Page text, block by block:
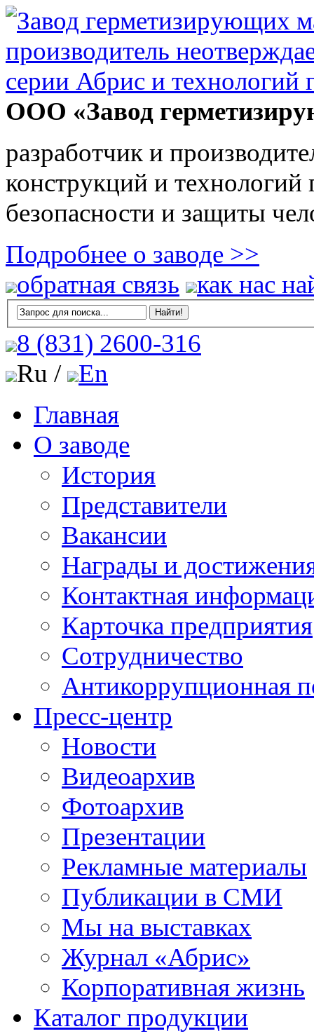
ООО «Завод
разработчик и
конструкций и
безопасности и защиты
Подробнее о заводе >>
обратная связь
как нас
8 (831) 2600-316
Ru /
En
Главная
О заводе
История
Представители
Вакансии
Награды и
Контактная
Карточка предприятия
Сотрудничество
Антикоррупционная
Пресс-центр
Новости
Видеоархив
Фотоархив
Презентации
Рекламные материалы
Публикации в СМИ
Мы на выставках
Журнал «Абрис»
Корпоративная жизнь
Каталог продукции